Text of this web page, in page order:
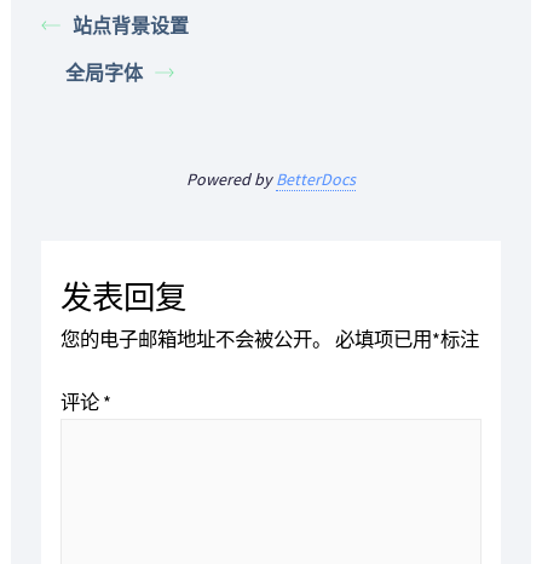
站点背景设置
全局字体
Powered byBetterDocs
发表回复
您的电子邮箱地址不会被公开。 必填项已用*标注
评论 *